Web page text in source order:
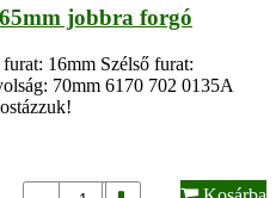
jobbra forgó
16mm Szélső furat:
70mm 6170 702 0135A